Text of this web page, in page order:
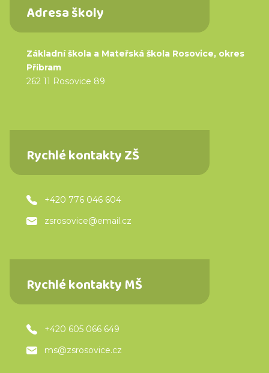
Adresa školy
Základní škola a Mateřská škola Rosovice, okres
Příbram
262 11 Rosovice 89
Rychlé kontakty ZŠ
+420 776 046 604
zsrosovice@email.cz
Rychlé kontakty MŠ
+420 605 066 649
ms@zsrosovice.cz